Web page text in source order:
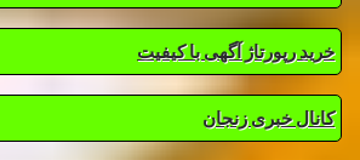
خرید رپورتاژ آگهی با کیفیت
کانال خبری زنجان